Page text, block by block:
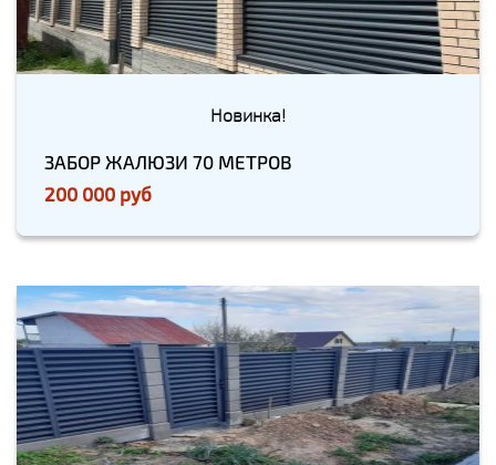
Новинка!
ЗАБОР ЖАЛЮЗИ 70 МЕТРОВ
200 000 руб